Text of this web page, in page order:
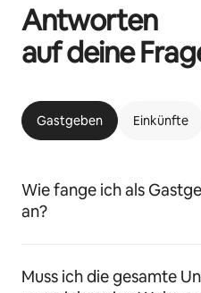
Antworten
auf deine
Gastgeben Einkünfte
Wie fange ich als
an?
Muss ich die gesamte